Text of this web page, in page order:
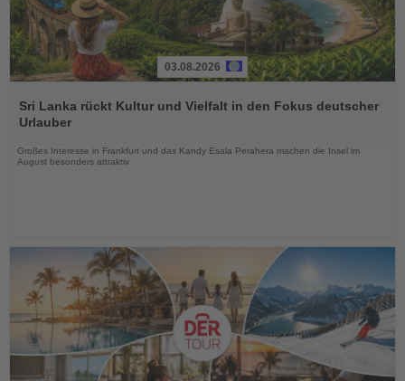
Sie
die
03.08.2026
Sri Lanka rückt Kultur und Vielfalt in den Fokus deutscher
Urlauber
Großes Interesse in Frankfurt und das Kandy Esala Perahera machen die Insel im
August besonders attraktiv